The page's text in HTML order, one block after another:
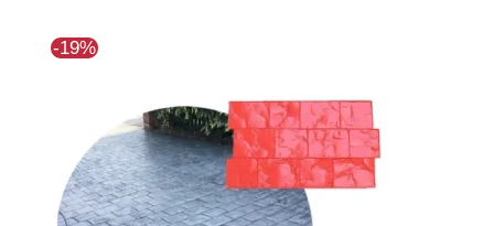
-19%
era:
$139.607.
es:
$113.010.